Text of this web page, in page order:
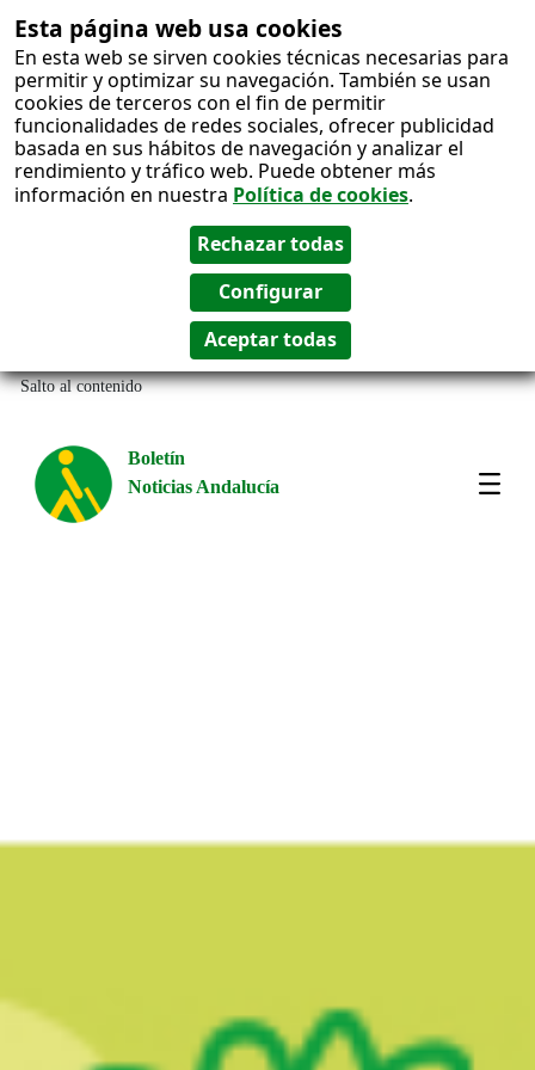
Esta página web usa cookies
En esta web se sirven cookies técnicas necesarias para
permitir y optimizar su navegación. También se usan
cookies de terceros con el fin de permitir
funcionalidades de redes sociales, ofrecer publicidad
basada en sus hábitos de navegación y analizar el
rendimiento y tráfico web. Puede obtener más
información en nuestra Política de cookies.
Salto al contenido
Boletín
Noticias Andalucía